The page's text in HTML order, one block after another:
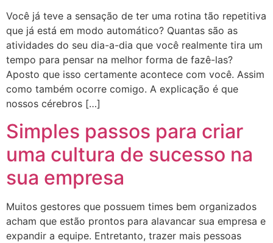
Você já teve a sensação de ter uma rotina tão repetitiva
que já está em modo automático? Quantas são as
atividades do seu dia-a-dia que você realmente tira um
tempo para pensar na melhor forma de fazê-las?
Aposto que isso certamente acontece com você. Assim
como também ocorre comigo. A explicação é que
nossos cérebros […]
Simples passos para criar
uma cultura de sucesso na
sua empresa
Muitos gestores que possuem times bem organizados
acham que estão prontos para alavancar sua empresa e
expandir a equipe. Entretanto, trazer mais pessoas